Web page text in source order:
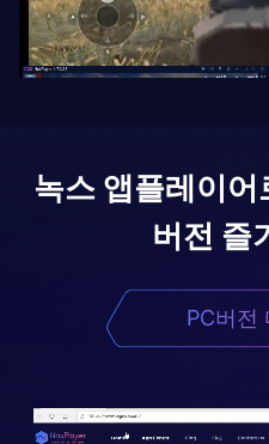
녹스 앱플레이어
버전 즐
PC버전